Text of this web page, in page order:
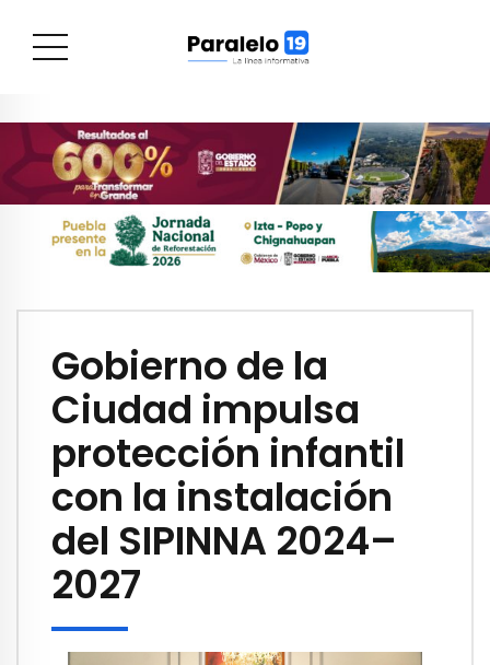
Gobierno de la
Ciudad impulsa
protección infantil
con la instalación
del SIPINNA 2024–
2027